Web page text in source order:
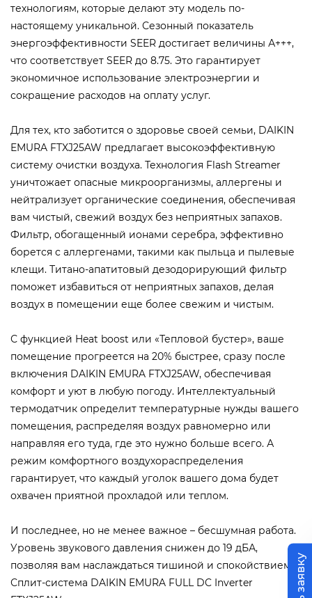
технологиям, которые делают эту модель по-
настоящему уникальной. Сезонный показатель
энергоэффективности SEER достигает величины А+++,
что соответствует SEER до 8.75. Это гарантирует
экономичное использование электроэнергии и
сокращение расходов на оплату услуг.
Для тех, кто заботится о здоровье своей семьи, DAIKIN
EMURA FTXJ25AW предлагает высокоэффективную
систему очистки воздуха. Технология Flash Streamer
уничтожает опасные микроорганизмы, аллергены и
нейтрализует органические соединения, обеспечивая
вам чистый, свежий воздух без неприятных запахов.
Фильтр, обогащенный ионами серебра, эффективно
борется с аллергенами, такими как пыльца и пылевые
клещи. Титано-апатитовый дезодорирующий фильтр
поможет избавиться от неприятных запахов, делая
воздух в помещении еще более свежим и чистым.
С функцией Heat boost или «Тепловой бустер», ваше
помещение прогреется на 20% быстрее, сразу после
включения DAIKIN EMURA FTXJ25AW, обеспечивая
комфорт и уют в любую погоду. Интеллектуальный
термодатчик определит температурные нужды вашего
помещения, распределяя воздух равномерно или
направляя его туда, где это нужно больше всего. А
режим комфортного воздухораспределения
гарантирует, что каждый уголок вашего дома будет
охвачен приятной прохладой или теплом.
И последнее, но не менее важное – бесшумная работа.
Уровень звукового давления снижен до 19 дБА,
позволяя вам наслаждаться тишиной и спокойствием.
Сплит-система DAIKIN EMURA FULL DC Inverter